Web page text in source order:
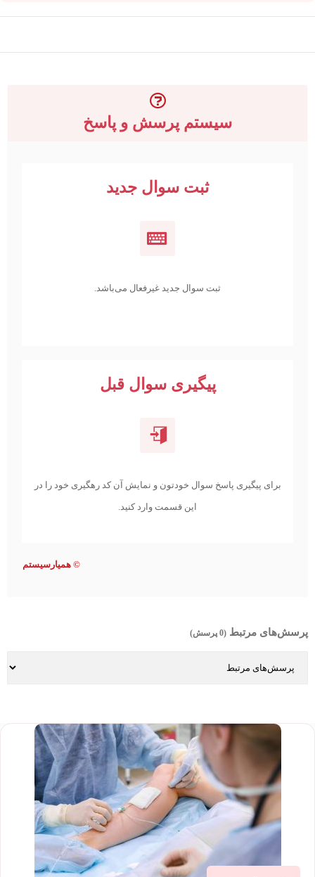
سیستم پرسش و پاسخ
ثبت سوال جدید
ثبت سوال جدید غیرفعال می‌باشد.
پیگیری سوال قبل
برای پیگیری پاسخ سوال خودتون و نمایش آن کد رهگیری خود را در
این قسمت وارد کنید.
© همیارسیستم
پرسش‌های مرتبط (0 پرسش)